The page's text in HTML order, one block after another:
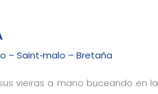
– Saint‑malo – Bretaña
vieiras a mano buceando en la